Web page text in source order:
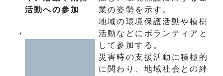
活動への参加
業の姿勢を示す。
地域の環境保護活動や植樹
活動などにボランティアと
して参加する。
災害時の支援活動に積極的
に関わり、地域社会との絆